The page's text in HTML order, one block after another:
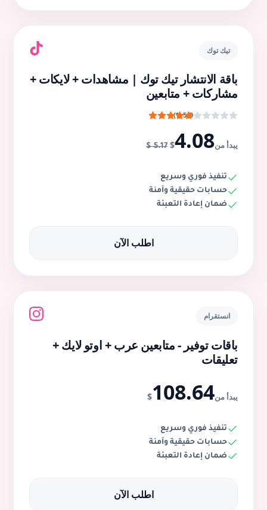
باقة الانتشار تيك توك | مشاهدات + لايكات +
مشاركات + متابعين
يبدأ من4.08
تنفيذ فوري وسريع
حسابات حقيقية وآمنة
اطلب الآن
باقات توفير - متابعين عرب + اوتو لايك +
تعليقات
يبدأ من108.64
تنفيذ فوري وسريع
حسابات حقيقية وآمنة
اطلب الآن